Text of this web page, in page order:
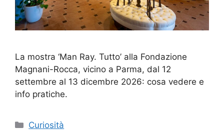
La mostra ‘Man Ray. Tutto’ alla Fondazione
Magnani-Rocca, vicino a Parma, dal 12
settembre al 13 dicembre 2026: cosa vedere e
info pratiche.
Categorie
Curiosità